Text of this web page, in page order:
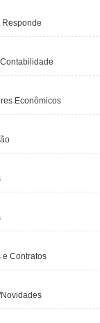
Responde
Econômicos
e Contratos